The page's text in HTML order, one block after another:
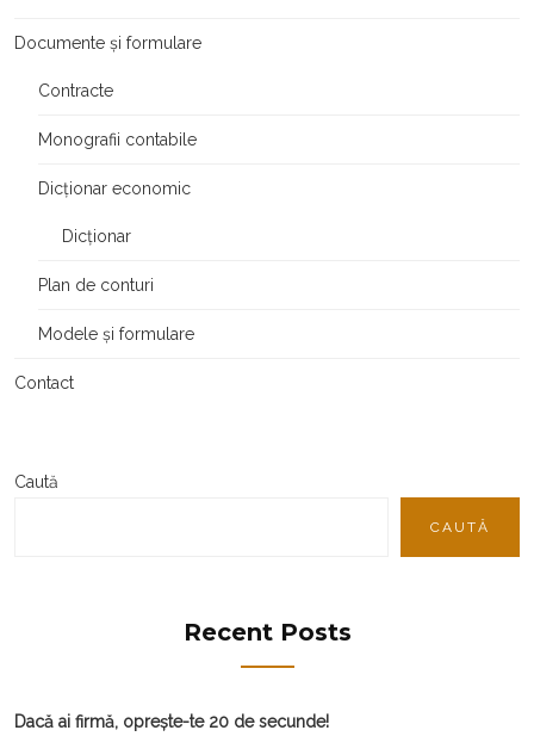
Documente și formulare
Contracte
Monografii contabile
Dicționar economic
Dicționar
Plan de conturi
Modele și formulare
Contact
Caută
CAUTĂ
Recent Posts
Dacă ai firmă, oprește-te 20 de secunde!